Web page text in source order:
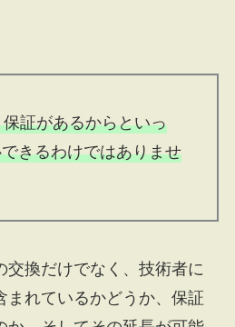
証があるからといっ
きるわけではありませ
交換だけでなく、技術者に
まれているかどうか、保証